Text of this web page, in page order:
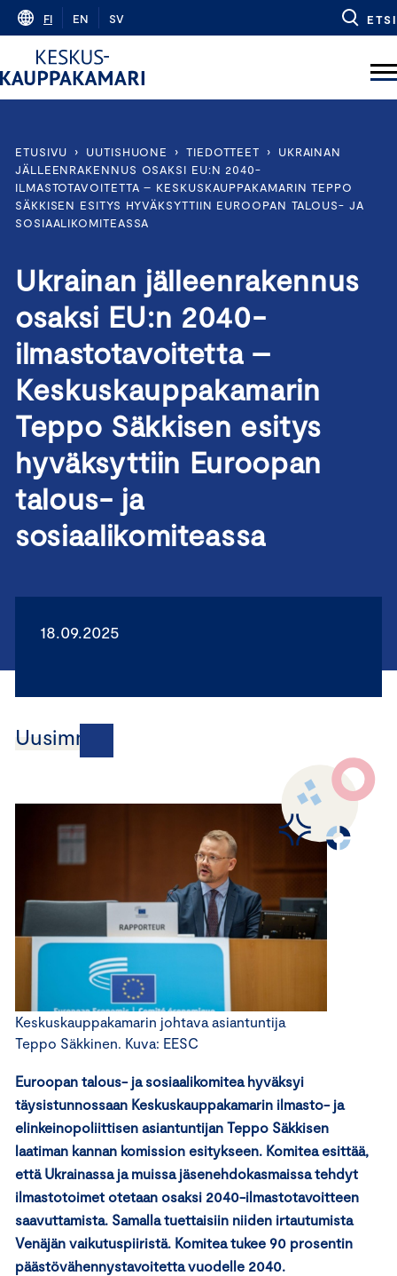
Skip
content
FI EN SV ETSI
ETUSIVU › UUTISHUONE › TIEDOTTEET ›
UKRAINAN
JÄLLEENRAKENNUS OSAKSI EU:N 2040-
ILMASTOTAVOITETTA – KESKUSKAUPPAKAMARIN TEPPO
SÄKKISEN ESITYS HYVÄKSYTTIIN EUROOPAN TALOUS- JA
SOSIAALIKOMITEASSA
Ukrainan jälleenrakennus
osaksi EU:n 2040-
ilmastotavoitetta –
Keskuskauppakamarin
Teppo Säkkisen esitys
hyväksyttiin Euroopan
talous- ja
sosiaalikomiteassa
18.09.2025
Uusimmat
Keskuskauppakamarin johtava asiantuntija
Teppo Säkkinen. Kuva: EESC
Euroopan talous- ja sosiaalikomitea hyväksyi
täysistunnossaan Keskuskauppakamarin ilmasto- ja
elinkeinopoliittisen asiantuntijan Teppo Säkkisen
laatiman kannan komission esitykseen. Komitea esittää,
että Ukrainassa ja muissa jäsenehdokasmaissa tehdyt
ilmastotoimet otetaan osaksi 2040-ilmastotavoitteen
saavuttamista. Samalla tuettaisiin niiden irtautumista
Venäjän vaikutuspiiristä. Komitea tukee 90 prosentin
päästövähennystavoitetta vuodelle 2040.